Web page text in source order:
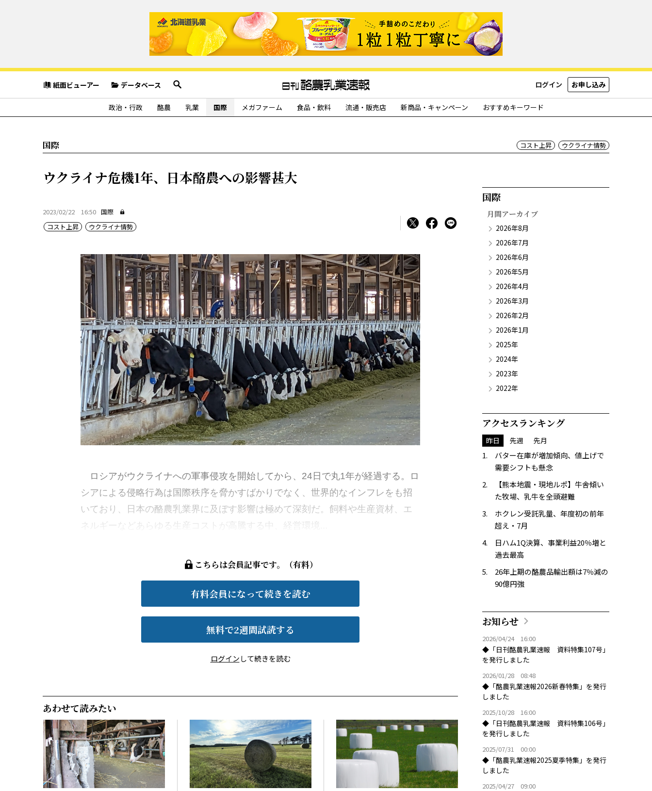
紙面ビューアー データベース ログイン お申し込み
政治・行政 酪農 乳業 国際 メガファーム 食品・飲料 流通・販売店 新商品・キャンペーン おすすめキーワード
国際 コスト上昇 ウクライナ情勢
ウクライナ危機1年、日本酪農への影響甚大
2023/02/22 16:50 国際
コスト上昇
ウクライナ情勢
ロシアがウクライナへの軍事侵攻を開始してから、24日で丸1年が経過する。ロ
シアによる侵略行為は国際秩序を脅かすばかりでなく、世界的なインフレをも招
いており、日本の酪農乳業界に及ぼす影響は極めて深刻だ。飼料や生産資材、エ
ネルギーなどあらゆる生産コストが高騰する中、経営環境...
こちらは会員記事です。（有料）
有料会員になって続きを読む
無料で2週間試読する
ログインして続きを読む
あわせて読みたい
国際​
月間アーカイブ
2026年8月
2026年7月
2026年6月
2026年5月
2026年4月
2026年3月
2026年2月
2026年1月
2025年
2024年
2023年
2022年
アクセスランキング
昨日 先週 先月
バター在庫が増加傾向、値上げで
需要シフトも懸念
【熊本地震・現地ルポ】牛舎傾い
た牧場、乳牛を全頭避難
ホクレン受託乳量、年度初の前年
超え・7月
日ハム1Q決算、事業利益20％増と
過去最高
26年上期の酪農品輸出額は7％減の
90億円強
お知らせ
2026/04/24 16:00
◆「日刊酪農乳業速報 資料特集107号」
を発行しました
2026/01/28 08:48
◆「酪農乳業速報2026新春特集」を発行
しました
2025/10/28 16:00
◆「日刊酪農乳業速報 資料特集106号」
を発行しました
2025/07/31 00:00
◆「酪農乳業速報2025夏季特集」を発行
しました
2025/04/27 09:00